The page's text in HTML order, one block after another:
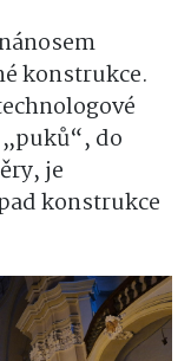
konstrukce.
do
je
konstrukce